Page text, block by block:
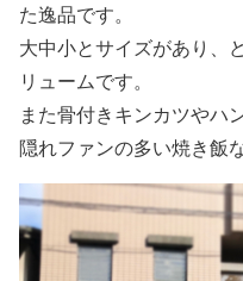
た逸品です。
大中小とサイズがあり、
リュームです。
また骨付きキンカツやハ
隠れファンの多い焼き飯